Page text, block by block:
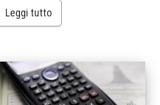
Leggi tutto